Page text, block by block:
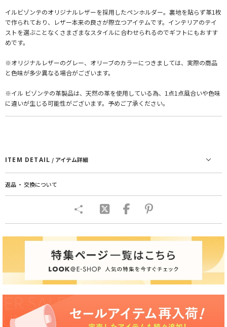
イルビゾンテのオリジナルレザーを採用したペンホルダー。裏地を貼らず革1枚
で作られており、レザー本来の良さが際立つアイテムです。インテリアのテイ
ストを選ぶことなくさまざまなスタイルに合わせられるのでギフトにもおすす
めです。
※オリジナルレザーのグレー、オリーブのカラーにつきましては、実際の商品
と色味が多少異なる場合がございます。
※イル ビゾンテの革製品は、天然の革を使用している為、1点1点風合いや色味
に違いが生じる可能性がございます。予めご了承ください。
ITEM DETAIL / アイテム詳細
返品 ・ 交換について